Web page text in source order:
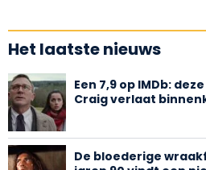
Het laatste nieuws
Een 7,9 op IMDb:
Craig verlaat
De bloederige